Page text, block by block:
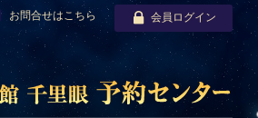
お問合せはこちら 会員ログイン